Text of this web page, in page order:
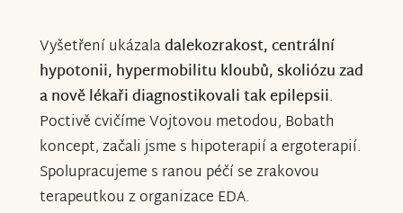
Vyšetření ukázaladalekozrakost,centrální
hypotonii, hypermobilitu kloubů, skoliózu zad
a nově lékaři diagnostikovali tak epilepsii.
Poctivě cvičíme Vojtovou metodou, Bobath
koncept, začali jsme s hipoterapií a ergoterapií.
Spolupracujeme s ranou péčí se zrakovou
terapeutkou z organizace EDA.